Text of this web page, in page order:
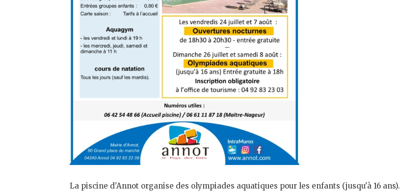
La piscine d'Annot organise des olympiades aquatiques pour les enfants (jusqu'à 16 ans).